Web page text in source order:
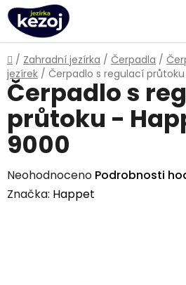
Přejít
na
obsah
Domů
/ Zahradní jezírka / Čerpadla /
jezírek / Čerpadlo s regulací
Čerpadlo s
průtoku -
9000
Průměrné
hodnocení
Neohodnoceno Podrobnosti
Značka: Happet